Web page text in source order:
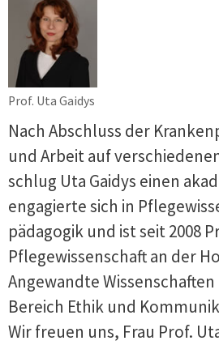
Prof. Uta Gaidys
Nach Abschluss der
und Arbeit auf
schlug Uta Gaidys einen
engagierte sich in
pädagogik und ist seit 2008
Pflegewissenschaft an der
Angewandte
Bereich Ethik und
Wir freuen uns, Frau Prof.